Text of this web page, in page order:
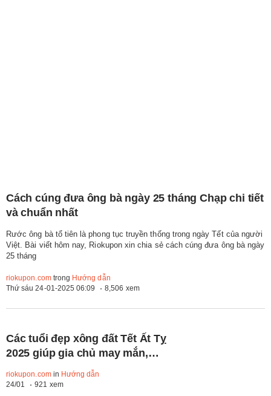
Cách cúng đưa ông bà ngày 25 tháng Chạp chi tiết
và chuẩn nhất
Rước ông bà tổ tiên là phong tục truyền thống trong ngày Tết của người
Việt. Bài viết hôm nay, Riokupon xin chia sẻ cách cúng đưa ông bà ngày
25 tháng
riokupon.comtrong Hướng dẫn
Thứ sáu 24-01-2025 06:09
8,506 xem
Các tuổi đẹp xông đất Tết Ất Tỵ
2025 giúp gia chủ may mắn,
riokupon.comin Hướng dẫn
24/01
921 xem